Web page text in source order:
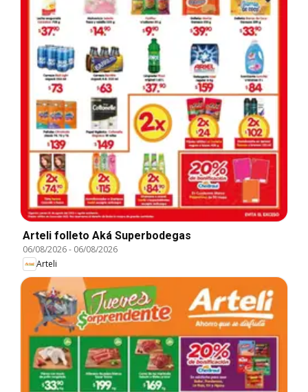
Arteli folleto Aká Superbodegas
06/08/2026- 06/08/2026
Arteli